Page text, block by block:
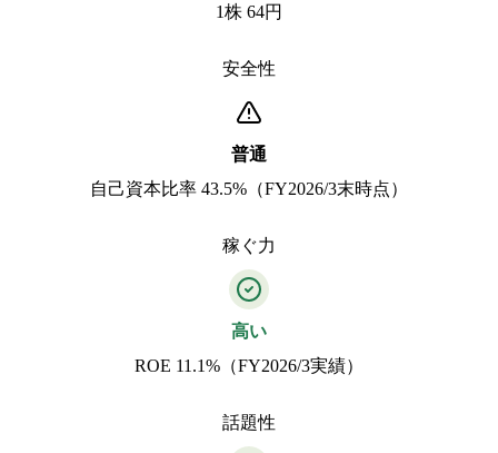
1株 64円
安全性
普通
自己資本比率 43.5%（FY2026/3末時点）
稼ぐ力
高い
ROE 11.1%（FY2026/3実績）
話題性